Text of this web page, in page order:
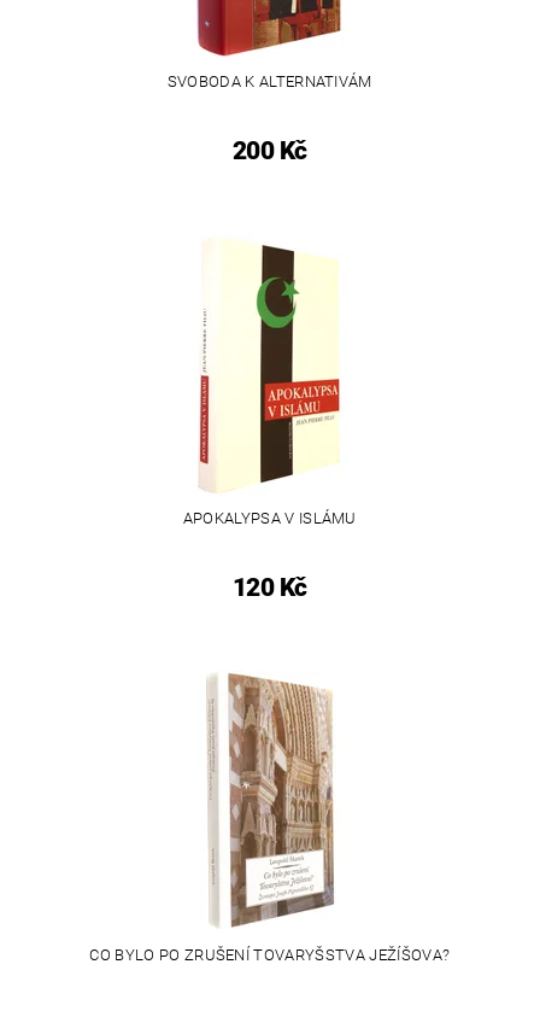
SVOBODA K ALTERNATIVÁM
200 Kč
APOKALYPSA V ISLÁMU
120 Kč
CO BYLO PO ZRUŠENÍ TOVARYŠSTVA JEŽÍŠOVA?